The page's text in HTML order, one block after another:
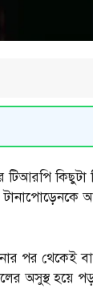
কিছুটা
পর
অসুস্থ হয়ে